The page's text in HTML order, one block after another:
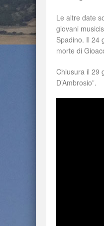
Le altre date
giovani
Spadino. Il 24
morte di
Chiusura il 29
D’Ambrosio”.